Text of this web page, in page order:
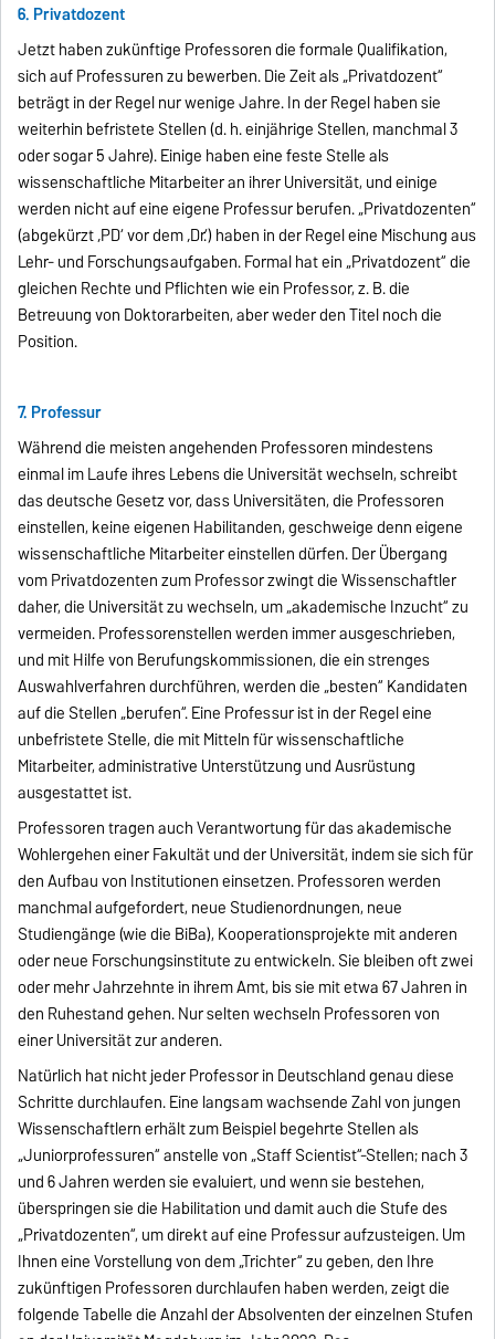
6. Privatdozent
Jetzt haben zukünftige Professoren die formale Qualifikation,
sich auf Professuren zu bewerben. Die Zeit als „Privatdozent“
beträgt in der Regel nur wenige Jahre. In der Regel haben sie
weiterhin befristete Stellen (d. h. einjährige Stellen, manchmal 3
oder sogar 5 Jahre). Einige haben eine feste Stelle als
wissenschaftliche Mitarbeiter an ihrer Universität, und einige
werden nicht auf eine eigene Professur berufen. „Privatdozenten“
(abgekürzt ‚PD‘ vor dem ‚Dr.‘) haben in der Regel eine Mischung aus
Lehr- und Forschungsaufgaben. Formal hat ein „Privatdozent“ die
gleichen Rechte und Pflichten wie ein Professor, z. B. die
Betreuung von Doktorarbeiten, aber weder den Titel noch die
Position.
7. Professur
Während die meisten angehenden Professoren mindestens
einmal im Laufe ihres Lebens die Universität wechseln, schreibt
das deutsche Gesetz vor, dass Universitäten, die Professoren
einstellen, keine eigenen Habilitanden, geschweige denn eigene
wissenschaftliche Mitarbeiter einstellen dürfen. Der Übergang
vom Privatdozenten zum Professor zwingt die Wissenschaftler
daher, die Universität zu wechseln, um „akademische Inzucht“ zu
vermeiden. Professorenstellen werden immer ausgeschrieben,
und mit Hilfe von Berufungskommissionen, die ein strenges
Auswahlverfahren durchführen, werden die „besten“ Kandidaten
auf die Stellen „berufen“. Eine Professur ist in der Regel eine
unbefristete Stelle, die mit Mitteln für wissenschaftliche
Mitarbeiter, administrative Unterstützung und Ausrüstung
ausgestattet ist.
Professoren tragen auch Verantwortung für das akademische
Wohlergehen einer Fakultät und der Universität, indem sie sich für
den Aufbau von Institutionen einsetzen. Professoren werden
manchmal aufgefordert, neue Studienordnungen, neue
Studiengänge (wie die BiBa), Kooperationsprojekte mit anderen
oder neue Forschungsinstitute zu entwickeln. Sie bleiben oft zwei
oder mehr Jahrzehnte in ihrem Amt, bis sie mit etwa 67 Jahren in
den Ruhestand gehen. Nur selten wechseln Professoren von
einer Universität zur anderen.
Natürlich hat nicht jeder Professor in Deutschland genau diese
Schritte durchlaufen. Eine langsam wachsende Zahl von jungen
Wissenschaftlern erhält zum Beispiel begehrte Stellen als
„Juniorprofessuren“ anstelle von „Staff Scientist“-Stellen; nach 3
und 6 Jahren werden sie evaluiert, und wenn sie bestehen,
überspringen sie die Habilitation und damit auch die Stufe des
„Privatdozenten“, um direkt auf eine Professur aufzusteigen. Um
Ihnen eine Vorstellung von dem „Trichter“ zu geben, den Ihre
zukünftigen Professoren durchlaufen haben werden, zeigt die
folgende Tabelle die Anzahl der Absolventen der einzelnen Stufen